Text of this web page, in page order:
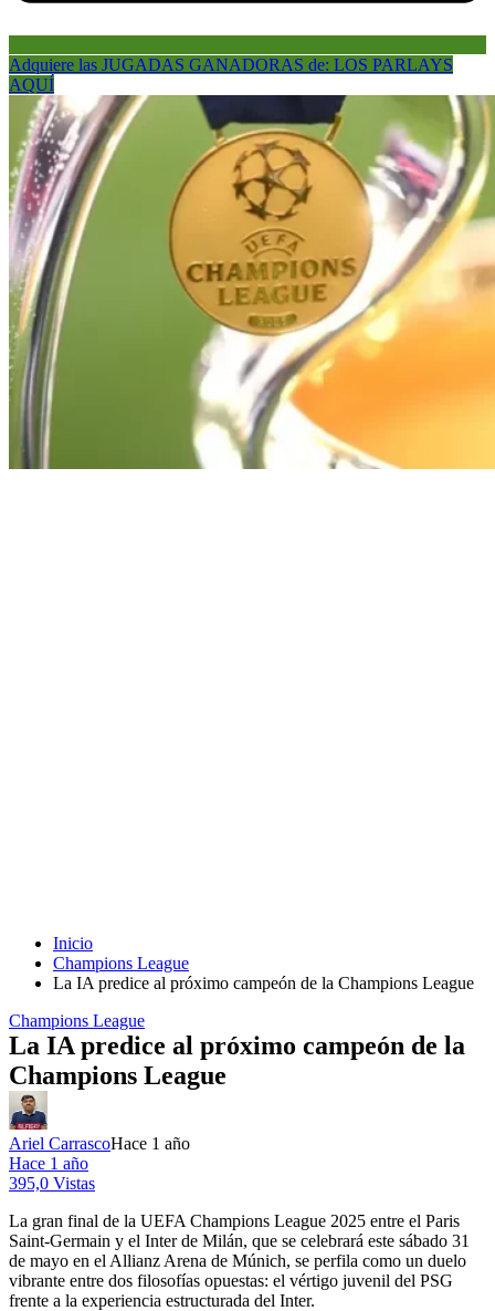
Adquiere las JUGADAS GANADORAS de: LOS PARLAYS
AQUÍ
Inicio
Champions League
La IA predice al próximo campeón de la Champions League
Champions League
La IA predice al próximo campeón de la
Champions League
Ariel CarrascoHace 1 año
Hace 1 año
395,0 Vistas
La gran final de la UEFA Champions League 2025 entre el Paris
Saint-Germain y el Inter de Milán, que se celebrará este sábado 31
de mayo en el Allianz Arena de Múnich, se perfila como un duelo
vibrante entre dos filosofías opuestas: el vértigo juvenil del PSG
frente a la experiencia estructurada del Inter.